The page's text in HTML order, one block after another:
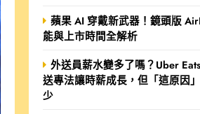
蘋果 AI 穿戴新武器！鏡頭版
能與上市時間全解析
外送員薪水變多了嗎？Uber
送專法讓時薪成長，但「這原因
少